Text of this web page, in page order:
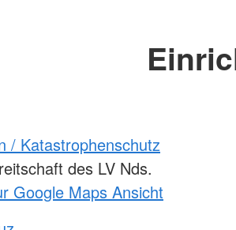
/ Katastrophenschutz
des LV Nds.
Google Maps Ansicht